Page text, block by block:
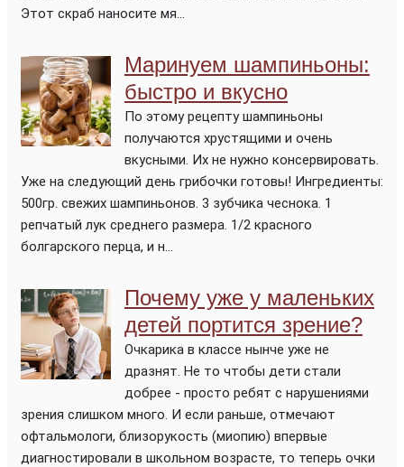
Этот скраб наносите мя...
Маринуем шампиньоны:
быстро и вкусно
По этому рецепту шампиньоны
получаются хрустящими и очень
вкусными. Их не нужно консервировать.
Уже на следующий день грибочки готовы! Ингредиенты:
500гр. свежих шампиньонов. 3 зубчика чеснока. 1
репчатый лук среднего размера. 1/2 красного
болгарского перца, и н...
Почему уже у маленьких
детей портится зрение?
Очкарика в классе нынче уже не
дразнят. Не то чтобы дети стали
добрее - просто ребят с нарушениями
зрения слишком много. И если раньше, отмечают
офтальмологи, близорукость (миопию) впервые
диагностировали в школьном возрасте, то теперь очки